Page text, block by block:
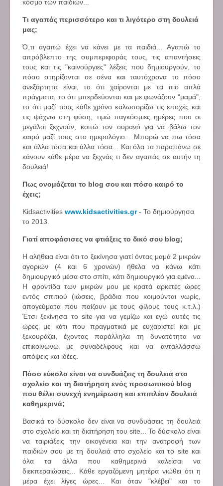
κόσμο των παιδιών...
Τι αγαπάς περισσότερο και τι λιγότερο στη δουλειά
μας;
Ό,τι αγαπώ έχει να κάνει με τα παιδιά... Αγαπώ το
απρόβλεπτο της συμπεριφοράς τους, τις απαντήσεις
τους και τις "καινούργιες" λέξεις που δημιουργούν, το
πόσο στηρίζονται σε σένα και ταυτόχρονα το πόσο
ανεξάρτητα είναι, το ότι χαίρονται με τα πιο απλά
πράγματα, το ότι μπερδεύονται και με φωνάζουν "μαμά",
το ότι μαζί τους κάθε χρόνο καλωσορίζω τις εποχές και
τις ψάχνω στη φύση, τιμώ παγκόσμιες ημέρες που οι
μεγάλοι ξεχνούν, κοιτώ τον ουρανό για να βάλω τον
καιρό μαζί τους στο ημερολόγιο... Μπορώ να πω τόσα
και άλλα τόσα και άλλα τόσα... Και όλα τα παραπάνω σε
κάνουν κάθε μέρα να ξεχνάς τι δεν αγαπάς σε αυτήν τη
δουλειά!
Πως ονομάζεται το blog σου και πόσο καιρό το
έχεις;
Kidsactivities www.kidsactivities.gr - Το δημιούργησα
το 2013.
Γιατί αποφάσισες να φτιάξεις το δικό σου blog;
Η αλήθεια είναι ότι το ξεκίνησα γιατί όντας μαμά 2 μικρών
αγοριών (4 και 6 χρονών) ήθελα να κάνω κάτι
δημιουργικό μέσα στο σπίτι, κάτι δημιουργικό για εμένα...
Η φροντίδα των μικρών μου με κρατά αρκετές ώρες
εντός σπιτιού (ιώσεις, βράδια που κοιμούνται νωρίς,
απογεύματα που παίζουν με τους φίλους τους κ.τ.λ.)
Έτσι ξεκίνησα το site για να γεμίζω και εγώ αυτές τις
ώρες με κάτι που πραγματικά με ευχαριστεί και με
ξεκουράζει, έχοντας παράλληλα τη δυνατότητα να
επικοινωνώ με συναδέλφους και να ανταλλάσσω
απόψεις και ιδέες.
Πόσο εύκολο είναι να συνδυάζεις τη δουλειά στο
σχολείο και τη διατήρηση ενός προσωπικού blog
που θέλει συνεχή ενημέρωση και επιπλέον δουλειά
καθημερινά;
Βασικά το δύσκολο δεν είναι να συνδυάσεις τη δουλειά
στο σχολείο και τη διατήρηση του site... Το δύσκολο είναι
να ταιριάξεις την οικογένεια και την ανατροφή των
παιδιών σου με τη δουλειά στο σχολείο και το site και
όλα τα άλλα που καθημερινά καλείσαι να
διεκπεραιώσεις... Κάθε εργαζόμενη μητέρα νιώθει ότι η
μέρα έχει λίγες ώρες... Και όταν "κλέβει" και το